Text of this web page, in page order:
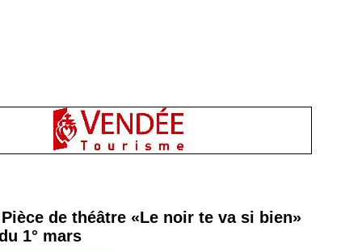
de théâtre «Le noir te va si bien»
1° mars